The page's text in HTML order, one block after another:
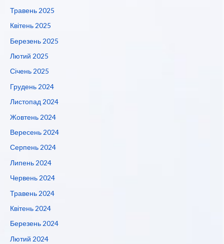
Травень 2025
Квітень 2025
Березень 2025
Лютий 2025
Січень 2025
Грудень 2024
Листопад 2024
Жовтень 2024
Вересень 2024
Серпень 2024
Липень 2024
Червень 2024
Травень 2024
Квітень 2024
Березень 2024
Лютий 2024